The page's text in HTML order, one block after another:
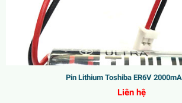
Pin Lithium Toshiba ER6V
Liên hệ